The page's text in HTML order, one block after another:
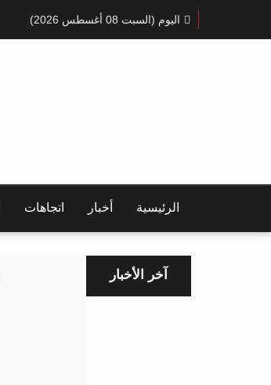
اليوم (السبت 08 أغسطس 2026)
الرئيسية أخبار اتجاهات
آخر الأخبار